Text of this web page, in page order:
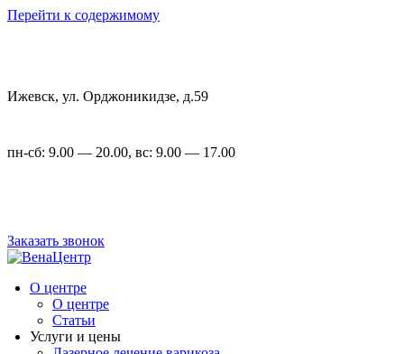
Перейти к содержимому
Ижевск, ул. Орджоникидзе, д.59
пн-сб: 9.00 — 20.00, вс: 9.00 — 17.00
Заказать звонок
О центре
О центре
Статьи
Услуги и цены